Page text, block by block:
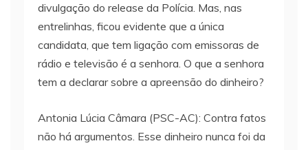
divulgação do release da Polícia. Mas, nas
entrelinhas, ficou evidente que a única
candidata, que tem ligação com emissoras de
rádio e televisão é a senhora. O que a senhora
tem a declarar sobre a apreensão do dinheiro?
Antonia Lúcia Câmara (PSC-AC): Contra fatos
não há argumentos. Esse dinheiro nunca foi da